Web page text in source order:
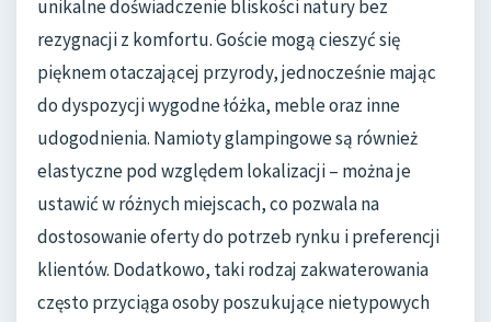
unikalne doświadczenie bliskości natury bez
rezygnacji z komfortu. Goście mogą cieszyć się
pięknem otaczającej przyrody, jednocześnie mając
do dyspozycji wygodne łóżka, meble oraz inne
udogodnienia. Namioty glampingowe są również
elastyczne pod względem lokalizacji – można je
ustawić w różnych miejscach, co pozwala na
dostosowanie oferty do potrzeb rynku i preferencji
klientów. Dodatkowo, taki rodzaj zakwaterowania
często przyciąga osoby poszukujące nietypowych